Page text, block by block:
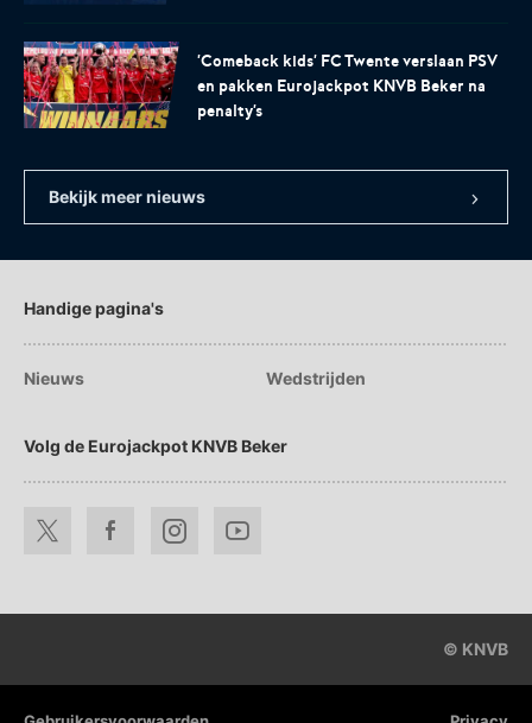
'Comeback kids' FC Twente verslaan PSV
en pakken Eurojackpot KNVB Beker na
penalty's
Bekijk meer nieuws
Handige pagina's
Nieuws Wedstrijden
Volg de Eurojackpot KNVB Beker
© KNVB